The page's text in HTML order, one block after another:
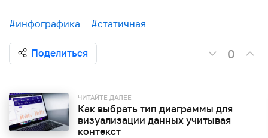
#инфографика #статичная
Поделиться 0
ЧИТАЙТЕ ДАЛЕЕ
Как выбрать тип диаграммы для
визуализации данных учитывая
контекст